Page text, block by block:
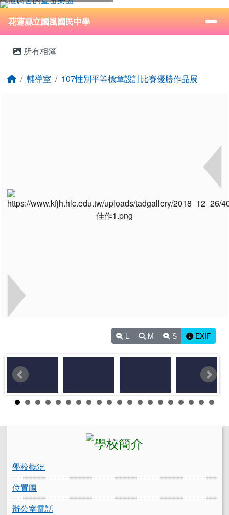
跳至主內容區
花蓮縣立國風國民中學
⏸
導覽列
花蓮縣立國風國民中學
所有相簿
回首頁
輔導室 107性別平等標章設計比賽優勝作品展
L M S EXIF
學校概況
位置圖
辦公室電話